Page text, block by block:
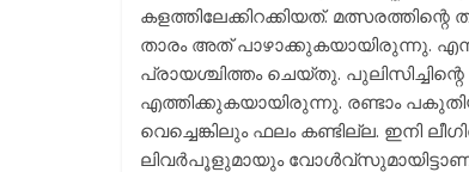
കളത്തിലേക്കിറക്കിയത്.
താരം അത് പാഴാക്കുകയായിരുന്നു.
പ്രായശ്ചിത്തം ചെയ്തു.
എത്തിക്കുകയായിരുന്നു. രണ്ടാം
വെച്ചെങ്കിലും ഫലം കണ്ടില്ല.
ലിവർപൂളുമായും വോൾവ്സുമായിട്ടാണ്